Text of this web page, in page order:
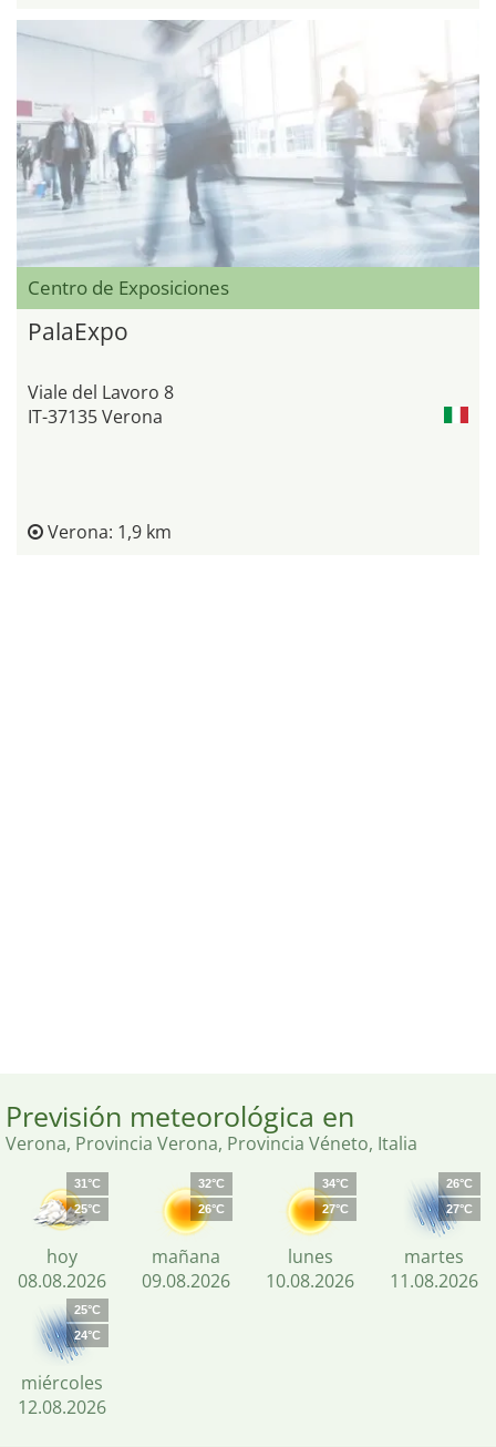
Centro de Exposiciones
PalaExpo
Viale del Lavoro 8
IT-37135 Verona
Verona: 1,9 km
Previsión meteorológica en
Verona, Provincia Verona, Provincia Véneto, Italia
31°C
25°C
hoy
08.08.2026
32°C
26°C
mañana
09.08.2026
34°C
27°C
lunes
10.08.2026
26°C
27°C
martes
11.08.2026
25°C
24°C
miércoles
12.08.2026